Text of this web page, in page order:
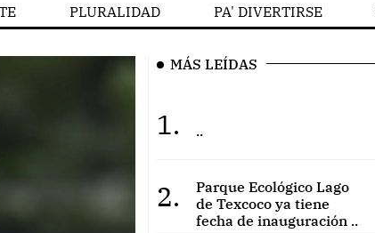
PLURALIDAD PA' DIVERTIRSE
MÁS LEÍDAS
1. ..
2.
Parque Ecológico Lago
de Texcoco ya tiene
fecha de inauguración ..